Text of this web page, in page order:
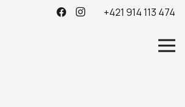
+421 914 113 474